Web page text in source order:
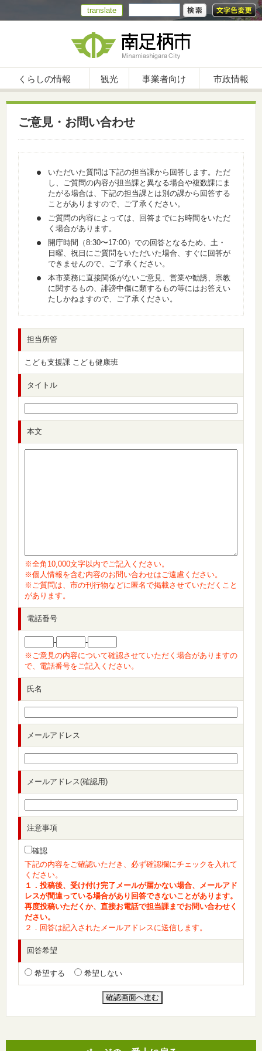
translate
くらしの情報 観光 事業者向け 市政情報
ご意見・お問い合わせ
いただいた質問は下記の担当課から回答します。ただ
し、ご質問の内容が担当課と異なる場合や複数課にま
たがる場合は、下記の担当課とは別の課から回答する
ことがありますので、ご了承ください。
ご質問の内容によっては、回答までにお時間をいただ
く場合があります。
開庁時間（8:30〜17:00）での回答となるため、土・
日曜、祝日にご質問をいただいた場合、すぐに回答が
できませんので、ご了承ください。
本市業務に直接関係がないご意見、営業や勧誘、宗教
に関するもの、誹謗中傷に類するもの等にはお答えい
たしかねますので、ご了承ください。
担当所管
こども支援課 こども健康班
タイトル
本文
※全角10,000文字以内でご記入ください。
※個人情報を含む内容のお問い合わせはご遠慮ください。
※ご質問は、市の刊行物などに匿名で掲載させていただくこと
があります。
電話番号
-
-
※ご意見の内容について確認させていただく場合がありますの
で、電話番号をご記入ください。
氏名
メールアドレス
メールアドレス(確認用)
注意事項
確認
下記の内容をご確認いただき、必ず確認欄にチェックを入れて
ください。
１．投稿後、受け付け完了メールが届かない場合、メールアド
レスが間違っている場合があり回答できないことがあります。
再度投稿いただくか、直接お電話で担当課までお問い合わせく
ださい。
２．回答は記入されたメールアドレスに送信します。
回答希望
希望する 希望しない